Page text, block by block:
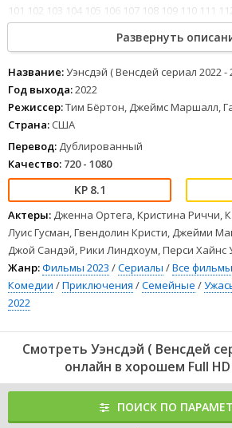
101 102 103 104 105 106 107 108 109 110 111
118Уэнсдэй ( Венсдей сериал 2022 - 2023)
онлайн в хорошем качестве Full HD 1080 и
полностью на русском языке.
Развернуть
Название:Уэнсдэй ( Венсдей сериал 2022 -
Год выхода:2022
Режиссер:Тим Бёртон, Джеймс Маршалл,
Страна: США
Перевод: Дублированный
Качество: 720 - 1080
8.1
Актеры: Дженна Ортега, Кристина Риччи,
Луис Гусман, Гвендолин Кристи, Джейми
Джой Сандэй, Рики Линдхоум, Перси Хайнс
Жанр:Фильмы 2023 /Сериалы /Все фильмы
Комедии /Приключения /Семейные /
2022
Смотреть Уэнсдэй ( Венсдей
онлайн в хорошем Full
ПОИСК ПО